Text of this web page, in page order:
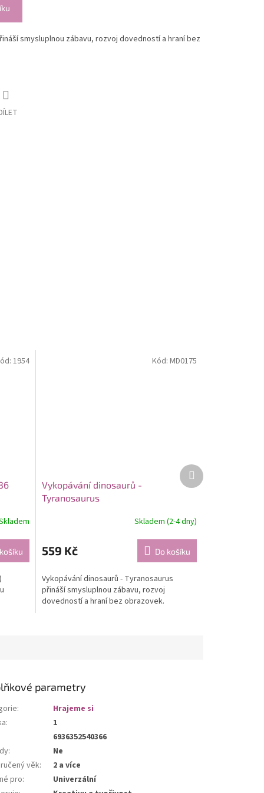
smysluplnou zábavu, rozvoj dovedností a hraní bez
1954
Vykopávání dinosaurů -
Tyranosaurus
Skladem (2-4 dny)
559 Kč Do košíku
Vykopávání dinosaurů - Tyranosaurus
přináší smysluplnou zábavu, rozvoj
dovedností a hraní bez obrazovek.
Kód: MD0175
Další
produkt
parametry
:
Hrajeme si
:
1
6936352540366
:
Ne
věk:
2 a více
pro:
Univerzální